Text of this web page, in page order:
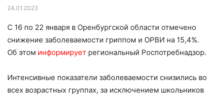
24.01.2023
С 16 по 22 января в Оренбургской области отмечено
снижение заболеваемости гриппом и ОРВИ на 15,4%.
Об этом информирует региональный Роспотребнадзор.
Интенсивные показатели заболеваемости снизились во
всех возрастных группах, за исключением школьников